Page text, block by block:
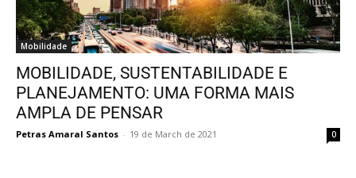
Mobilidade
MOBILIDADE, SUSTENTABILIDADE E
PLANEJAMENTO: UMA FORMA MAIS
AMPLA DE PENSAR
Petras Amaral Santos - 19 de March de 2021 0